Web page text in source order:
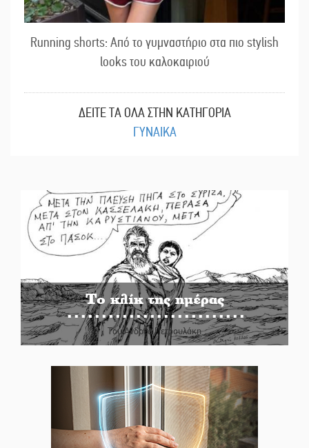
Running shorts: Από το γυμναστήριο στα πιο stylish
looks του καλοκαιριού
ΔΕΙΤΕ ΤΑ ΟΛΑ ΣΤΗΝ ΚΑΤΗΓΟΡΙΑ
ΓΥΝΑΙΚΑ
Το κλίκ της ημέρας
Του Ανδρέα Πετρουλάκη